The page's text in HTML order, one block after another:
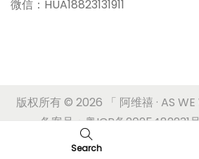
微信：HUA18823131911
Search
版权所有 © 2026 「 阿维禧 · AS
备案号：粤ICP备2025482231